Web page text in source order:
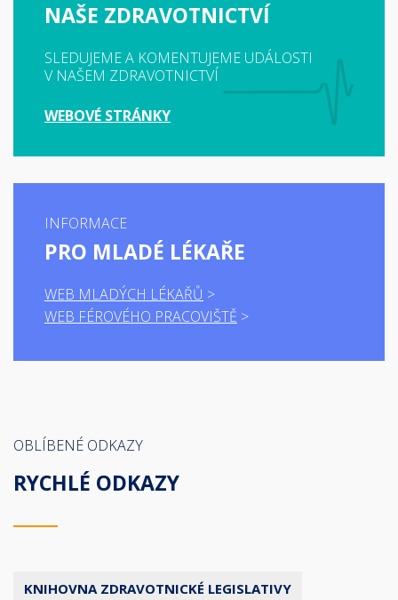
NAŠE ZDRAVOTNICTVÍ
SLEDUJEME A KOMENTUJEME UDÁLOSTI
V NAŠEM ZDRAVOTNICTVÍ
WEBOVÉ STRÁNKY
INFORMACE
PRO MLADÉ LÉKAŘE
WEB MLADÝCH LÉKAŘŮ
WEB FÉROVÉHO PRACOVIŠTĚ
OBLÍBENÉ ODKAZY
RYCHLÉ ODKAZY
KNIHOVNA ZDRAVOTNICKÉ LEGISLATIVY